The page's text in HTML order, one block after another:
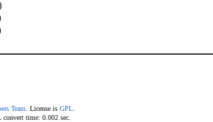
Team . License is GPL
convert time: 0.002 sec.